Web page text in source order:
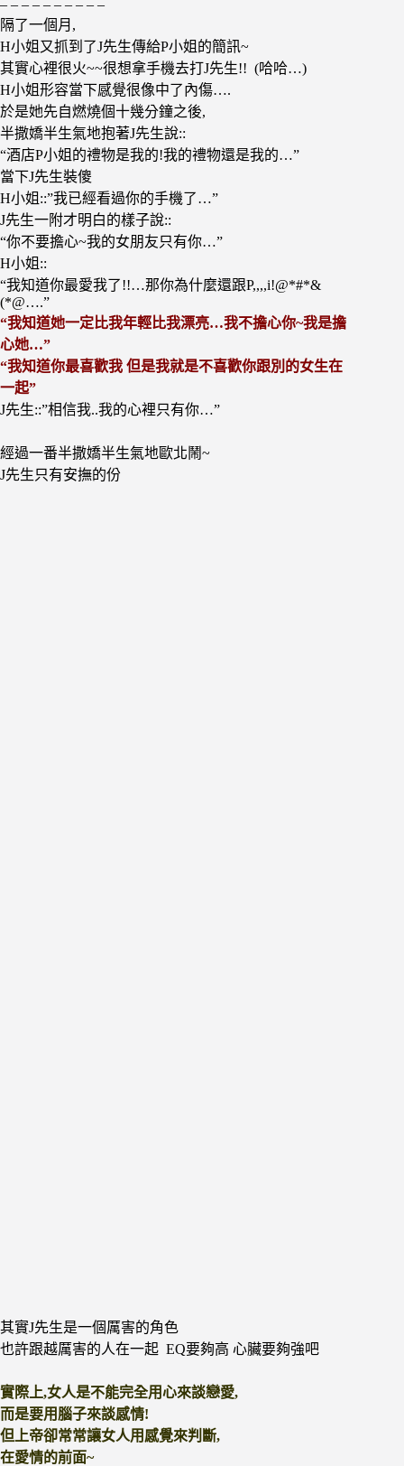
– – – – – – – – – –
隔了一個月,
H小姐又抓到了J先生傳給P小姐的簡訊~
其實心裡很火~~很想拿手機去打J先生!! (哈哈…)
H小姐形容當下感覺很像中了內傷….
於是她先自燃燒個十幾分鐘之後,
半撒嬌半生氣地抱著J先生說::
“酒店P小姐的禮物是我的!我的禮物還是我的…”
當下J先生裝傻
H小姐::”我已經看過你的手機了…”
J先生一附才明白的樣子說::
“你不要擔心~我的女朋友只有你…”
H小姐::
“我知道你最愛我了!!…那你為什麼還跟P,,,,i!@*#*&
(*@….”
“我知道她一定比我年輕比我漂亮…我不擔心你~我是擔
心她…”
“我知道你最喜歡我 但是我就是不喜歡你跟別的女生在
一起”
J先生::”相信我..我的心裡只有你…”
經過一番半撒嬌半生氣地歐北鬧~
J先生只有安撫的份
其實J先生是一個厲害的角色
也許跟越厲害的人在一起 EQ要夠高 心臟要夠強吧
實際上,女人是不能完全用心來談戀愛,
而是要用腦子來談感情!
但上帝卻常常讓女人用感覺來判斷,
在愛情的前面~